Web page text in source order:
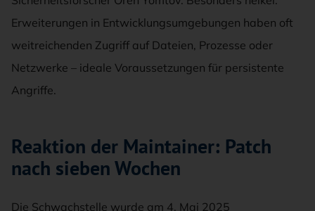
Erweiterungen in Entwicklungsumgebungen haben oft
weitreichenden Zugriff auf Dateien, Prozesse oder
Netzwerke – ideale Voraussetzungen für persistente
Angriffe.
Reaktion der Maintainer: Patch
nach sieben Wochen
Die Schwachstelle wurde am 4. Mai 2025